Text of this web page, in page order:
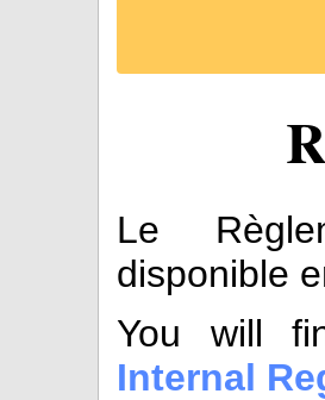
Le
disponible
You will
Internal